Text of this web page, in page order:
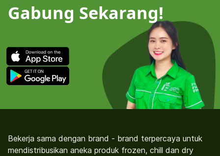
Gabung Sekarang!
Bekerja sama dengan brand - brand terpercaya untuk
mendistribusikan aneka produk frozen, chill dan dry